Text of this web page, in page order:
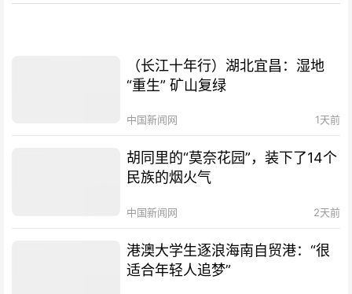
（长江十年行）湖北宜昌：湿地
“重生” 矿山复绿
中国新闻网 1天前
胡同里的“莫奈花园”，装下了14个
民族的烟火气
中国新闻网 2天前
港澳大学生逐浪海南自贸港：“很
适合年轻人追梦”